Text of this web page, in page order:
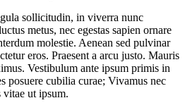
sollicitudin, in viverra nunc
metus, nec egestas sapien ornare
molestie. Aenean sed pulvinar
eros. Praesent a arcu justo. Mauris
Vestibulum ante ipsum primis in
posuere cubilia curae; Vivamus nec
vitae ut ipsum.